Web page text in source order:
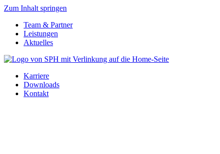
Zum Inhalt springen
Team & Partner
Leistungen
Aktuelles
Karriere
Downloads
Kontakt